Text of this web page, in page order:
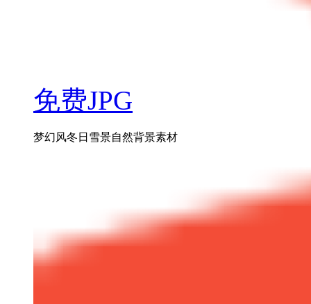
免费JPG
梦幻风冬日雪景自然背景素材